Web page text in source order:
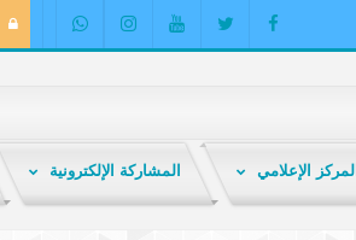
المركز الإعلامي المشاركة الإلكترونية